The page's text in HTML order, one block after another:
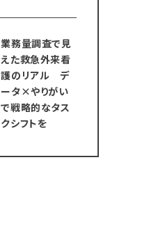
業務量調査で見
えた救急外来看
護のリアル デ
ータ×やりがい
で戦略的なタス
クシフトを